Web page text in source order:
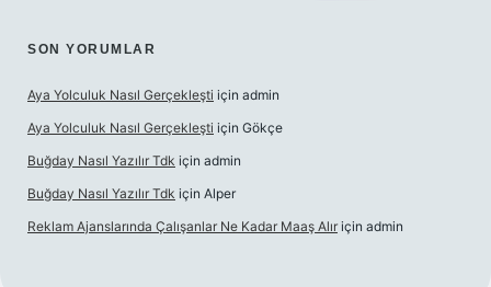
SON YORUMLAR
Aya Yolculuk Nasıl Gerçekleşti için admin
Aya Yolculuk Nasıl Gerçekleşti için Gökçe
Buğday Nasıl Yazılır Tdk için admin
Buğday Nasıl Yazılır Tdk için Alper
Reklam Ajanslarında Çalışanlar Ne Kadar Maaş Alır için admin